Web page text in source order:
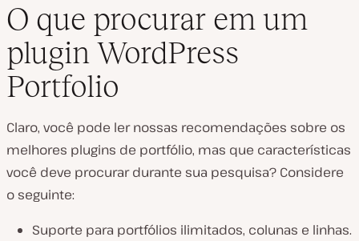
O que procurar em um
plugin WordPress
Portfolio
Claro, você pode ler nossas recomendações sobre os
melhores plugins de portfólio, mas que características
você deve procurar durante sua pesquisa? Considere
o seguinte:
Suporte para portfólios ilimitados, colunas e linhas.